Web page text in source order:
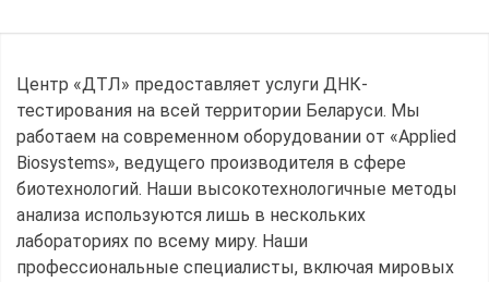
Центр «ДТЛ» предоставляет услуги ДНК-
тестирования на всей территории Беларуси. Мы
работаем на современном оборудовании от «Applied
Biosystems», ведущего производителя в сфере
биотехнологий. Наши высокотехнологичные методы
анализа используются лишь в нескольких
лабораториях по всему миру. Наши
профессиональные специалисты, включая мировых